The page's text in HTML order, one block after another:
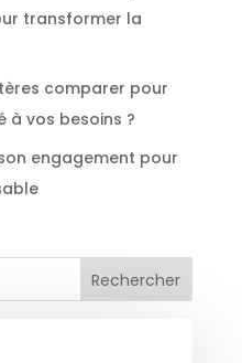
transformer la
comparer pour
vos besoins ?
engagement pour